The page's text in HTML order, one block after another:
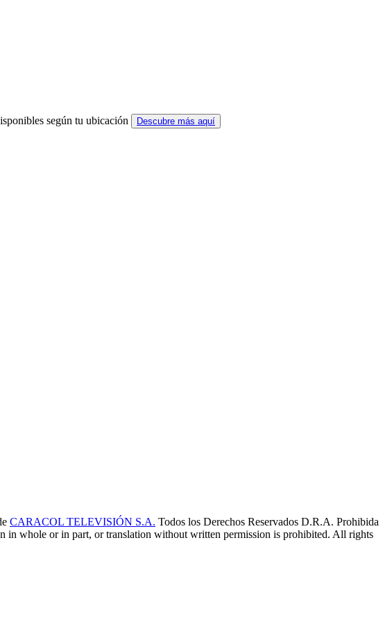
según tu ubicación Descubre más aquí
CARACOL TELEVISIÓN S.A. Todos los Derechos Reservados D.R.A. Prohibida
in whole or in part, or translation without written permission is prohibited. All rights